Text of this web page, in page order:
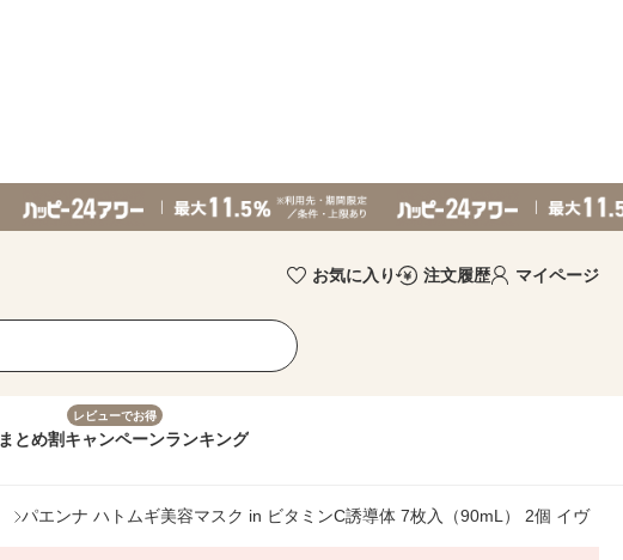
お気に入り 注文履歴 マイページ
まとめ割
レビューでお得
キャンペーンランキング
パエンナ ハトムギ美容マスク in ビタミンC誘導体 7枚入（90mL） 2個 イヴ